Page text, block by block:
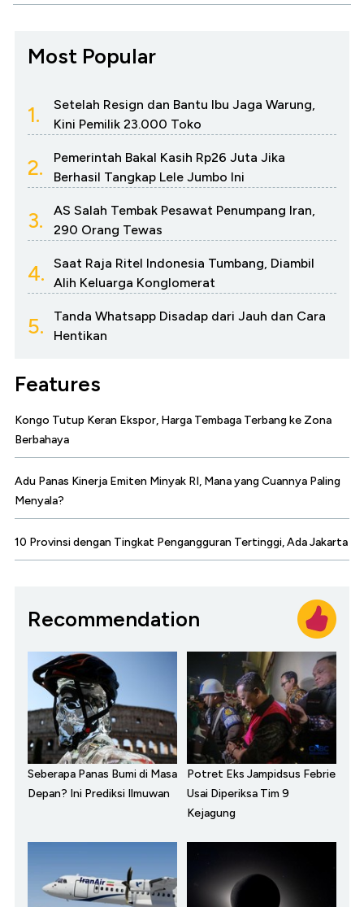
Most Popular
1.
Setelah Resign dan Bantu Ibu Jaga Warung,
Kini Pemilik 23.000 Toko
2.
Pemerintah Bakal Kasih Rp26 Juta Jika
Berhasil Tangkap Lele Jumbo Ini
3.
AS Salah Tembak Pesawat Penumpang Iran,
290 Orang Tewas
4.
Saat Raja Ritel Indonesia Tumbang, Diambil
Alih Keluarga Konglomerat
5.
Tanda Whatsapp Disadap dari Jauh dan Cara
Hentikan
Features
Kongo Tutup Keran Ekspor, Harga Tembaga Terbang ke Zona
Berbahaya
Adu Panas Kinerja Emiten Minyak RI, Mana yang Cuannya Paling
Menyala?
10 Provinsi dengan Tingkat Pengangguran Tertinggi, Ada Jakarta
Recommendation
Seberapa Panas Bumi di Masa
Depan? Ini Prediksi Ilmuwan
Potret Eks Jampidsus Febrie
Usai Diperiksa Tim 9
Kejagung